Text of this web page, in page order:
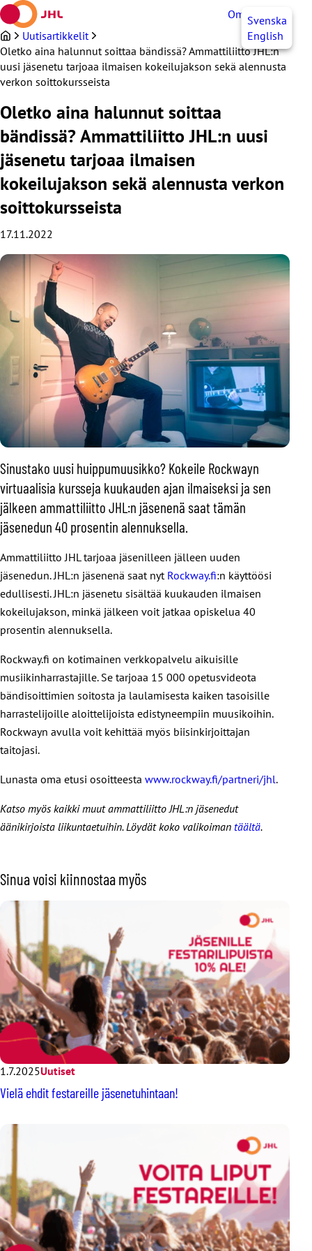
Siirry
sisältöön
OmaJHLSvenska
English
Uutisartikkelit
Oletko aina halunnut soittaa bändissä? Ammattiliitto JHL:n
uusi jäsenetu tarjoaa ilmaisen kokeilujakson sekä alennusta
verkon soittokursseista
Oletko aina halunnut soittaa
bändissä? Ammattiliitto JHL:n uusi
jäsenetu tarjoaa ilmaisen
kokeilujakson sekä alennusta verkon
soittokursseista
17.11.2022
Sinustako uusi huippumuusikko? Kokeile Rockwayn
virtuaalisia kursseja kuukauden ajan ilmaiseksi ja sen
jälkeen ammattiliitto JHL:n jäsenenä saat tämän
jäsenedun 40 prosentin alennuksella.
Ammattiliitto JHL tarjoaa jäsenilleen jälleen uuden
jäsenedun. JHL:n jäsenenä saat nyt Rockway.fi:n käyttöösi
edullisesti. JHL:n jäsenetu sisältää kuukauden ilmaisen
kokeilujakson, minkä jälkeen voit jatkaa opiskelua 40
prosentin alennuksella.
Rockway.fi on kotimainen verkkopalvelu aikuisille
musiikinharrastajille. Se tarjoaa 15 000 opetusvideota
bändisoittimien soitosta ja laulamisesta kaiken tasoisille
harrastelijoille aloittelijoista edistyneempiin muusikoihin.
Rockwayn avulla voit kehittää myös biisinkirjoittajan
taitojasi.
Lunasta oma etusi osoitteesta www.rockway.fi/partneri/jhl.
Katso myös kaikki muut ammattiliitto JHL:n jäsenedut
äänikirjoista liikuntaetuihin. Löydät koko valikoiman täältä.
Sinua voisi kiinnostaa myös
1.7.2025Uutiset
Vielä ehdit festareille jäsenetuhintaan!